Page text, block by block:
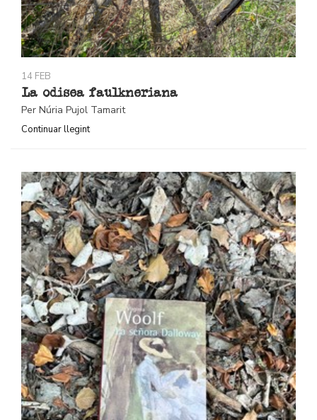
14 FEB
La odisea faulkneriana
Per Núria Pujol Tamarit
Continuar llegint